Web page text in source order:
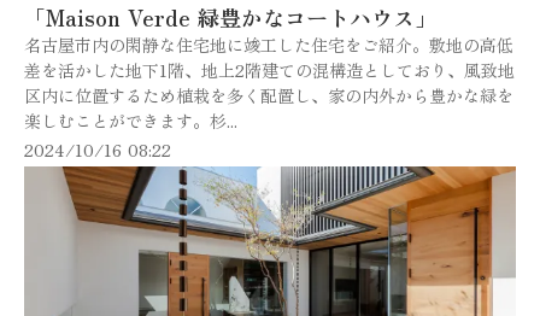
「Maison Verde 緑豊かなコートハウス」
名古屋市内の閑静な住宅地に竣工した住宅をご紹介。敷地の高低
差を活かした地下1階、地上2階建ての混構造としており、風致地
区内に位置するため植栽を多く配置し、家の内外から豊かな緑を
楽しむことができます。杉...
2024/10/16 08:22